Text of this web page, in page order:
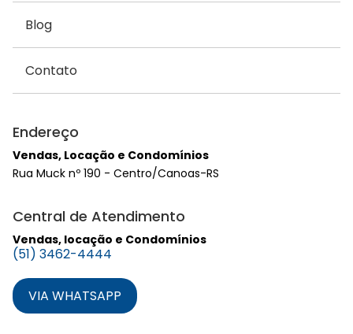
Blog
Contato
Endereço
Vendas, Locação e Condomínios
Rua Muck nº 190 - Centro/Canoas-RS
Central de Atendimento
Vendas, locação e Condomínios
(51) 3462-4444
VIA WHATSAPP